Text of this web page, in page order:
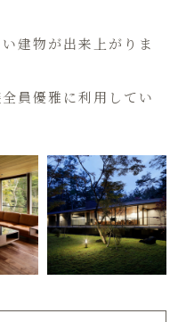
建物が出来上がりま
員優雅に利用してい